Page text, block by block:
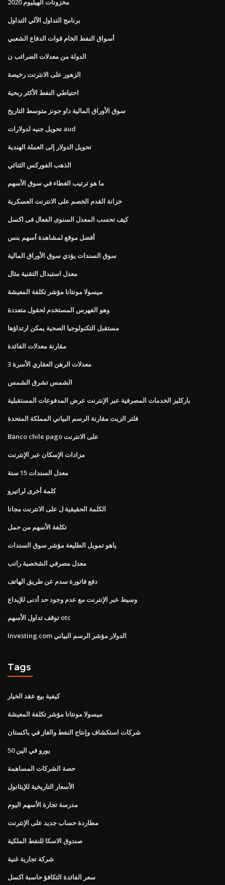
مخزونات الهيليوم 2020
برنامج التداول الآلي التداول
أسواق النفط الخام قوات الدفاع الشعبي
الدولة من معدلات الضرائب ن
الزهور على الانترنت رخيصة
احتياطي النفط الأكثر ربحية
سوق الأوراق المالية داو جونز متوسط ​​التاريخ
تحويل جنيه لدولارات aud
تحويل الدولار إلى العملة الهندية
الذهب الفوركس الثنائي
ما هو ترتيب الغطاء في سوق الأسهم
خزانة القدم الخصم على الانترنت العسكرية
كيف تحسب المعدل السنوى الفعال فى اكسل
أفضل موقع لمشاهدة أسهم بنس
سوق السندات يؤدي سوق الأوراق المالية
معدل استبدال التقنية مثال
ميسولا مونتانا مؤشر تكلفة المعيشة
وهو الفهرس المستخدم لحقول متعددة
مستقبل التكنولوجيا الصحية يمكن ارتداؤها
مقارنة معدلات الفائدة
3 معدلات الرهن العقاري الأسرة
الشمس تشرق الشمس
باركليز الخدمات المصرفية عبر الإنترنت عرض المدفوعات المستقبلية
فلتر الزيت مقارنة الرسم البياني المملكة المتحدة
Banco chile pago على الانترنت
مزادات الإسكان عبر الإنترنت
معدل السندات 15 سنة
كلمة أخرى لراتيرو
الكلمة الحقيقية ل على الانترنت مجانا
تكلفة الأسهم من حمل
ياهو تمويل الطليعة مؤشر سوق السندات
معدل مصرفي الشخصية راتب
دفع فاتورة سدم عن طريق الهاتف
وسيط عبر الإنترنت مع عدم وجود حد أدنى للإيداع
توقف تداول الأسهم otc
Investing.com الدولار مؤشر الرسم البياني
Tags
كيفية بيع عقد الخيار
ميسولا مونتانا مؤشر تكلفة المعيشة
شركات استكشاف وإنتاج النفط والغاز في باكستان
50 يورو في الين
حصة الشركات المساهمة
الأسعار التاريخية للإيثانول
مدرسة تجارة الأسهم اليوم
مطاردة حساب جديد على الإنترنت
صندوق الاسكا للنفط الملكية
شركة تجارية غنية
سعر الفائدة التكافؤ حاسبة اكسل